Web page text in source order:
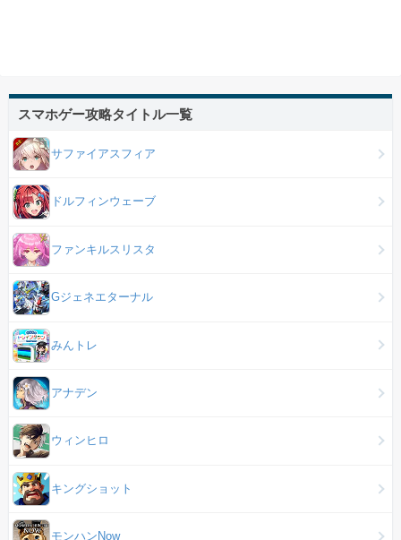
スマホゲー攻略タイトル一覧
サファイアスフィア
ドルフィンウェーブ
ファンキルスリスタ
Gジェネエターナル
みんトレ
アナデン
ウィンヒロ
キングショット
モンハンNow